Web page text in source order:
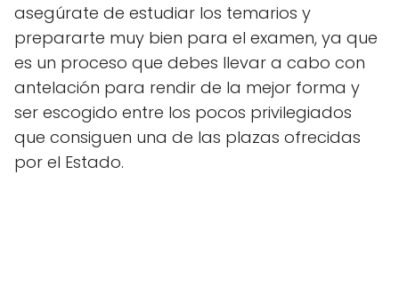
asegúrate de estudiar los temarios y
prepararte muy bien para el examen, ya que
es un proceso que debes llevar a cabo con
antelación para rendir de la mejor forma y
ser escogido entre los pocos privilegiados
que consiguen una de las plazas ofrecidas
por el Estado.